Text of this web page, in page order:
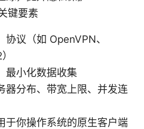
键要素
议（如 OpenVPN、
最小化数据收集
器分布、带宽上限、并发连
于你操作系统的原生客户端